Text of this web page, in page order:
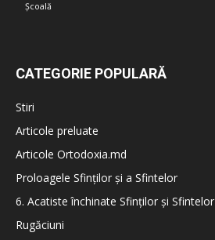
Școală
CATEGORIE POPULARĂ
Stiri
Articole preluate
Articole Ortodoxia.md
Proloagele Sfinților și a Sfintelor
6. Acatiste închinate Sfinților și Sfintelor
Rugăciuni